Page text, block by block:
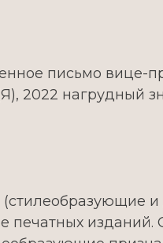
письмо вице-
2022 нагрудный
печатных